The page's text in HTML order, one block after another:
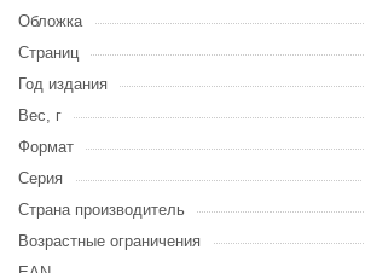
Обложка
Страниц
Год издания
Вес, г
Формат
Серия
Страна производитель
Возрастные ограничения